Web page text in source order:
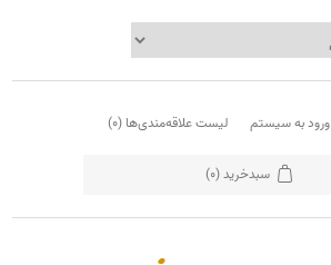
ورود به سیستم لیست علاقه‌مندی‌ها (0)
سبدخرید(0)